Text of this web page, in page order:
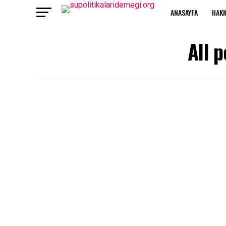
ANASAYFA
All